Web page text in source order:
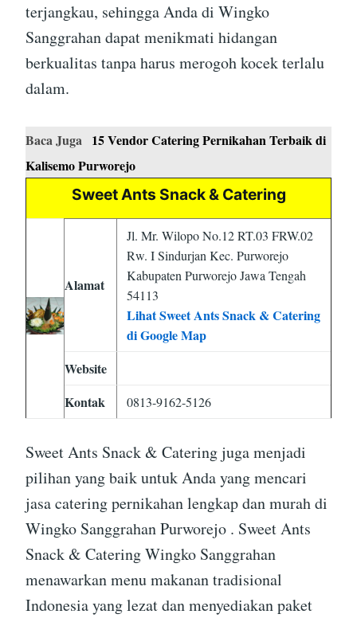
terjangkau, sehingga Anda di Wingko
Sanggrahan dapat menikmati hidangan
berkualitas tanpa harus merogoh kocek terlalu
dalam.
Baca Juga 15 Vendor Catering Pernikahan Terbaik di
Kalisemo Purworejo
Sweet Ants Snack & Catering
Alamat
Jl. Mr. Wilopo No.12 RT.03 FRW.02
Rw. I Sindurjan Kec. Purworejo
Kabupaten Purworejo Jawa Tengah
54113
Lihat Sweet Ants Snack & Catering
di Google Map
Website
Kontak
0813-9162-5126
Sweet Ants Snack & Catering juga menjadi
pilihan yang baik untuk Anda yang mencari
jasa catering pernikahan lengkap dan murah di
Wingko Sanggrahan Purworejo . Sweet Ants
Snack & Catering Wingko Sanggrahan
menawarkan menu makanan tradisional
Indonesia yang lezat dan menyediakan paket